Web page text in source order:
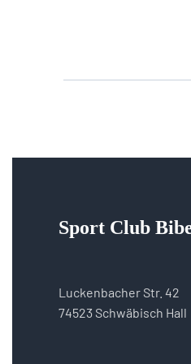
Sport Club
Luckenbacher Str. 42
74523 Schwäbisch Hall